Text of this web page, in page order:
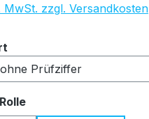
MwSt. zzgl. Versandkosten
auswählen